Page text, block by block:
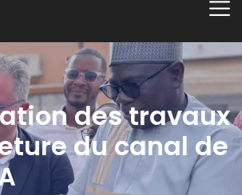
des travaux
du canal de